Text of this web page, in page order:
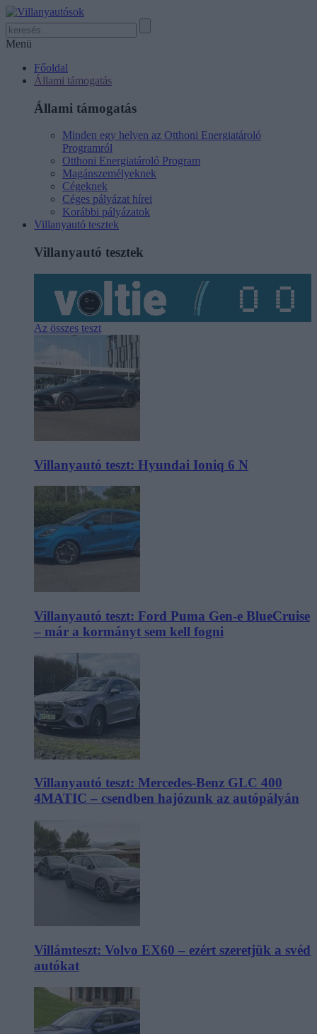
Menü
Főoldal
Állami támogatás
Állami támogatás
Minden egy helyen az Otthoni Energiatároló
Programról
Otthoni Energiatároló Program
Magánszemélyeknek
Cégeknek
Céges pályázat hírei
Korábbi pályázatok
Villanyautó tesztek
Villanyautó tesztek
Az összes teszt
Villanyautó teszt: Hyundai Ioniq 6 N
Villanyautó teszt: Ford Puma Gen-e BlueCruise
– már a kormányt sem kell fogni
Villanyautó teszt: Mercedes-Benz GLC 400
4MATIC – csendben hajózunk az autópályán
Villámteszt: Volvo EX60 – ezért szeretjük a svéd
autókat